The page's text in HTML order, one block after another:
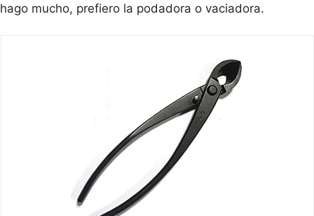
hago mucho, prefiero la podadora o vaciadora.